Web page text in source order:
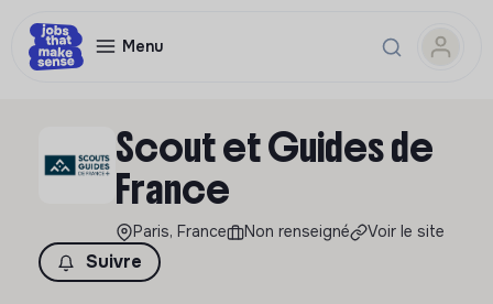
Menu
Scout et Guides de
France
Paris, France Non renseigné Voir le site
Suivre